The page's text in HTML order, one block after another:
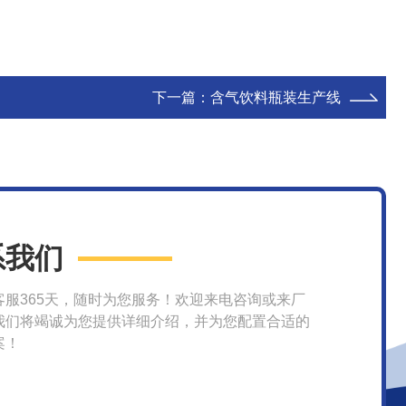
下一篇： 含气饮料瓶装生产线
们
服365天，随时为您服务！欢迎来电咨询或来厂
们将竭诚为您提供详细介绍，并为您配置合适的